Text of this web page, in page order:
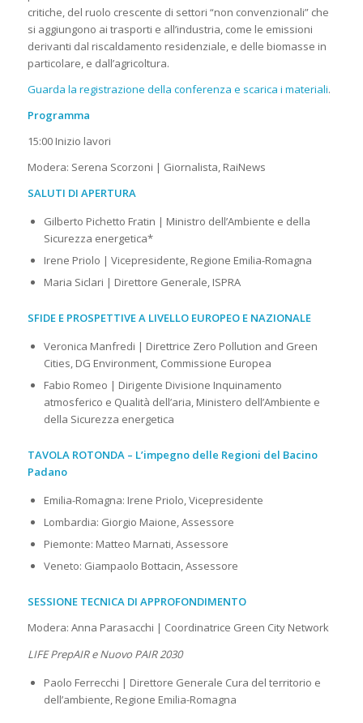
critiche, del ruolo crescente di settori “non convenzionali” che
si aggiungono ai trasporti e all’industria, come le emissioni
derivanti dal riscaldamento residenziale, e delle biomasse in
particolare, e dall’agricoltura.
Guarda la registrazione della conferenza e scarica i materiali.
Programma
15:00 Inizio lavori
Modera: Serena Scorzoni | Giornalista, RaiNews
SALUTI DI APERTURA
Gilberto Pichetto Fratin | Ministro dell’Ambiente e della
Sicurezza energetica*
Irene Priolo | Vicepresidente, Regione Emilia-Romagna
Maria Siclari | Direttore Generale, ISPRA
SFIDE E PROSPETTIVE A LIVELLO EUROPEO E NAZIONALE
Veronica Manfredi | Direttrice Zero Pollution and Green
Cities, DG Environment, Commissione Europea
Fabio Romeo | Dirigente Divisione Inquinamento
atmosferico e Qualità dell’aria, Ministero dell’Ambiente e
della Sicurezza energetica
TAVOLA ROTONDA – L’impegno delle Regioni del Bacino
Padano
Emilia-Romagna: Irene Priolo, Vicepresidente
Lombardia: Giorgio Maione, Assessore
Piemonte: Matteo Marnati, Assessore
Veneto: Giampaolo Bottacin, Assessore
SESSIONE TECNICA DI APPROFONDIMENTO
Modera: Anna Parasacchi | Coordinatrice Green City Network
LIFE PrepAIR e Nuovo PAIR 2030
Paolo Ferrecchi | Direttore Generale Cura del territorio e
dell’ambiente, Regione Emilia-Romagna